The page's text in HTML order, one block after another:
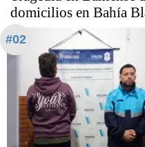
domicilios en Bahía
#02